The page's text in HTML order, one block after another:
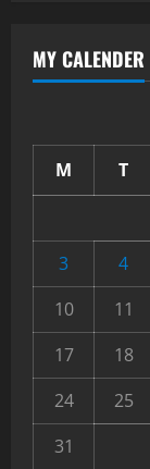
MY CALENDER
M T
3
4
10
11
17
18
24
25
31